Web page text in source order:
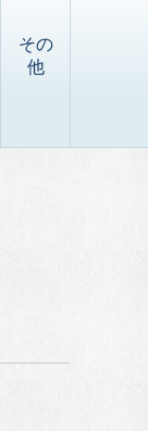
その
他